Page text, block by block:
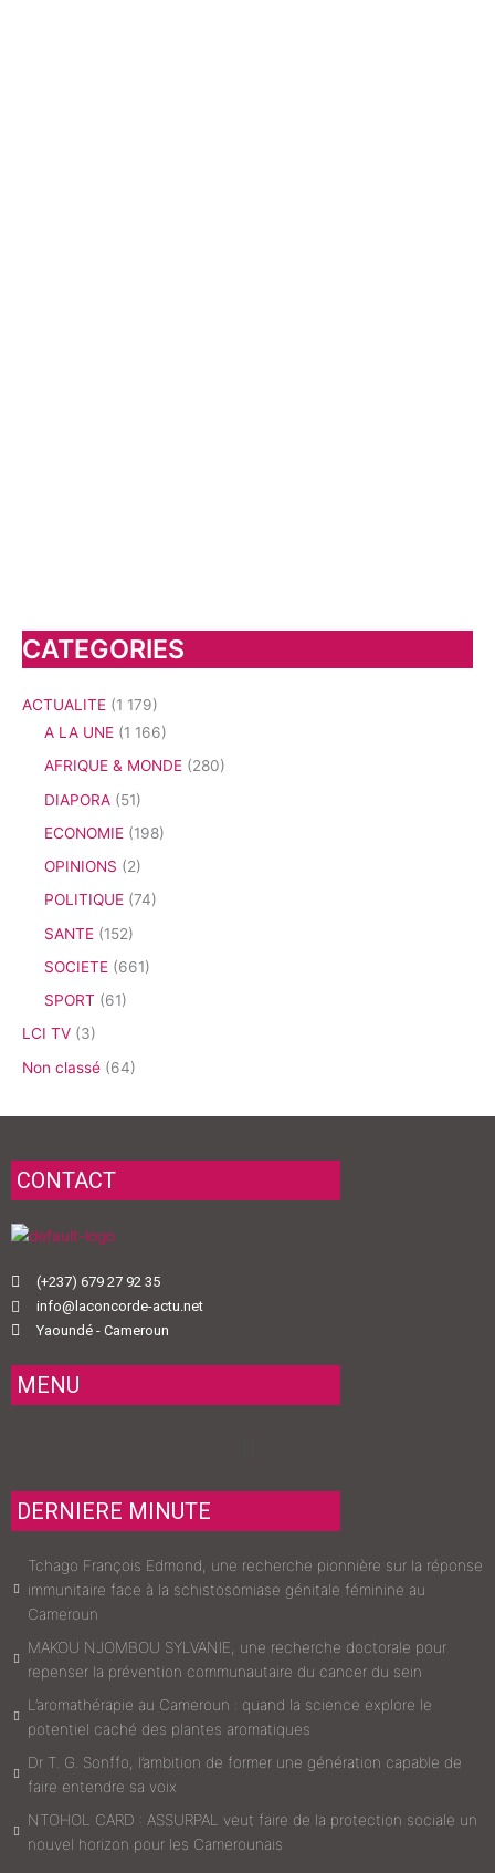
CATEGORIES
ACTUALITE (1 179)
A LA UNE (1 166)
AFRIQUE & MONDE (280)
DIAPORA (51)
ECONOMIE (198)
OPINIONS (2)
POLITIQUE (74)
SANTE (152)
SOCIETE (661)
SPORT (61)
LCI TV (3)
Non classé (64)
CONTACT
(+237) 679 27 92 35
info@laconcorde-actu.net
Yaoundé - Cameroun
MENU
DERNIERE MINUTE
Tchago François Edmond, une recherche pionnière sur la réponse
immunitaire face à la schistosomiase génitale féminine au
Cameroun
MAKOU NJOMBOU SYLVANIE, une recherche doctorale pour
repenser la prévention communautaire du cancer du sein
L’aromathérapie au Cameroun : quand la science explore le
potentiel caché des plantes aromatiques
Dr T. G. Sonffo, l’ambition de former une génération capable de
faire entendre sa voix
NTOHOL CARD : ASSURPAL veut faire de la protection sociale un
nouvel horizon pour les Camerounais